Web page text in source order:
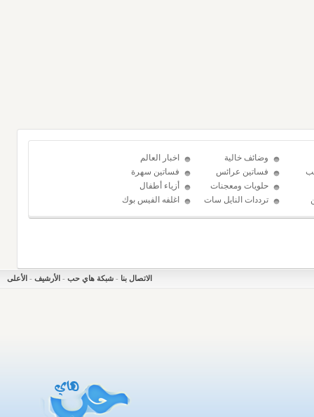
وضائف خالية
اخبار العالم
فساتين عرائس
فساتين سهرة
حلويات ومعجنات
أزياء أطفال
ترددات النايل سات اغلفه الفيس بوك
الاتصال بنا - شبكة هاي حب - الأرشيف - الأعلى